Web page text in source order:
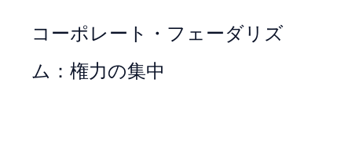
コーポレート・フェーダリズ
ム：権力の集中